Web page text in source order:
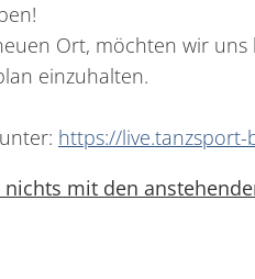
Ort, möchten wir uns
einzuhalten.
https://
mit den